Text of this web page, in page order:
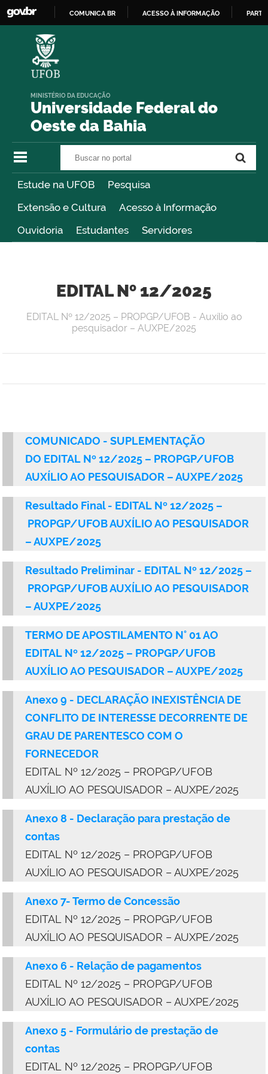
COMUNICA BR ACESSO À INFORMAÇÃO
Universidade Federal do
Oeste da Bahia
MINISTÉRIO DA EDUCAÇÃO
Estude na UFOB
Pesquisa
Extensão e Cultura
Acesso à Informação
Ouvidoria
Estudantes Servidores
EDITAL Nº 12/2025
EDITAL Nº 12/2025 – PROPGP/UFOB - Auxílio ao
pesquisador – AUXPE/2025
COMUNICADO - SUPLEMENTAÇÃO
DO EDITAL Nº 12/2025 – PROPGP/UFOB
AUXÍLIO AO PESQUISADOR – AUXPE/2025
Resultado Final - EDITAL Nº 12/2025 –
PROPGP/UFOB AUXÍLIO AO PESQUISADOR
– AUXPE/2025
Resultado Preliminar - EDITAL Nº 12/2025 –
PROPGP/UFOB AUXÍLIO AO PESQUISADOR
– AUXPE/2025
TERMO DE APOSTILAMENTO N° 01 AO
EDITAL Nº 12/2025 – PROPGP/UFOB
AUXÍLIO AO PESQUISADOR – AUXPE/2025
Anexo 9 - DECLARAÇÃO INEXISTÊNCIA DE
CONFLITO DE INTERESSE DECORRENTE DE
GRAU DE PARENTESCO COM O
FORNECEDOR
EDITAL Nº 12/2025 – PROPGP/UFOB
AUXÍLIO AO PESQUISADOR – AUXPE/2025
Anexo 8 - Declaração para prestação de
contas
EDITAL Nº 12/2025 – PROPGP/UFOB
AUXÍLIO AO PESQUISADOR – AUXPE/2025
Anexo 7- Termo de Concessão
EDITAL Nº 12/2025 – PROPGP/UFOB
AUXÍLIO AO PESQUISADOR – AUXPE/2025
Anexo 6 - Relação de pagamentos
EDITAL Nº 12/2025 – PROPGP/UFOB
AUXÍLIO AO PESQUISADOR – AUXPE/2025
Anexo 5 - Formulário de prestação de
contas
EDITAL Nº 12/2025 – PROPGP/UFOB